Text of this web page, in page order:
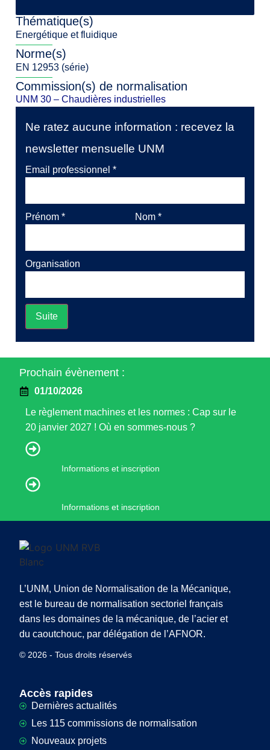
Thématique(s)
Energétique et fluidique
Norme(s)
EN 12953 (série)
Commission(s) de normalisation
UNM 30 – Chaudières industrielles
Ne ratez aucune information : recevez la
newsletter mensuelle UNM
Email professionnel *
Prénom * Nom *
Organisation
Suite
Prochain évènement :
01/10/2026
Le règlement machines et les normes : Cap sur le
20 janvier 2027 ! Où en sommes-nous ?
Informations et inscription
Informations et inscription
L’UNM, Union de Normalisation de la Mécanique,
est le bureau de normalisation sectoriel français
dans les domaines de la mécanique, de l’acier et
du caoutchouc, par délégation de l’AFNOR.
© 2026 - Tous droits réservés
Accès rapides
Dernières actualités
Les 115 commissions de normalisation
Nouveaux projets